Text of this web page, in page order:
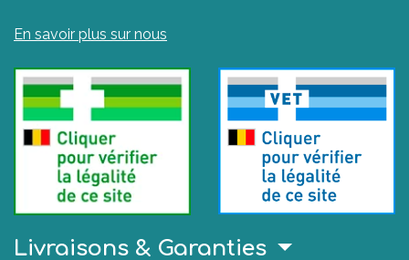
En savoir plus sur nous
Livraisons & Garanties